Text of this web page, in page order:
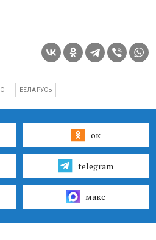
БЕЛАРУСЬ
ок
telegram
макс